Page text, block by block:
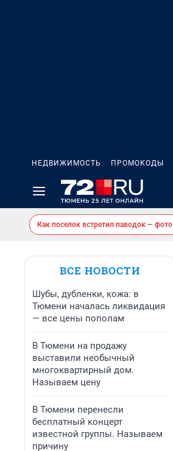
НЕДВИЖИМОСТЬ ПРОМОКОДЫ
Как поселок встретил паводок — фото
ВСЕ НОВОСТИ
Шубы, дубленки, кожа: в
Тюмени началась ликвидация
— все цены пополам
В Тюмени на продажу
выставили необычный
многоквартирный дом.
Называем цену
В Тюмени перенесли
бесплатный концерт
известной группы. Называем
причину